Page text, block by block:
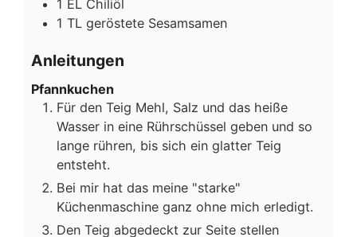
1 EL Chiliöl
1 TL geröstete Sesamsamen
Anleitungen
Pfannkuchen
Für den Teig Mehl, Salz und das heiße
Wasser in eine Rührschüssel geben und so
lange rühren, bis sich ein glatter Teig
entsteht.
Bei mir hat das meine "starke"
Küchenmaschine ganz ohne mich erledigt.
Den Teig abgedeckt zur Seite stellen